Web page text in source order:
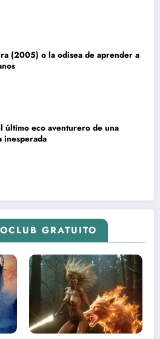
(2005) o la odisea de aprender a
último eco aventurero de una
inesperada
GRATUITO